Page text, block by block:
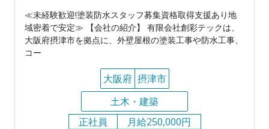
≪未経験歓迎!塗装防水スタッフ募集資格取得支援あり地
域密着で安定≫ 【会社の紹介】 有限会社創彩テックは、
大阪府摂津市を拠点に、外壁屋根の塗装工事や防水工事、
コー
大阪府 摂津市
土木・建築
正社員
月給250,000円